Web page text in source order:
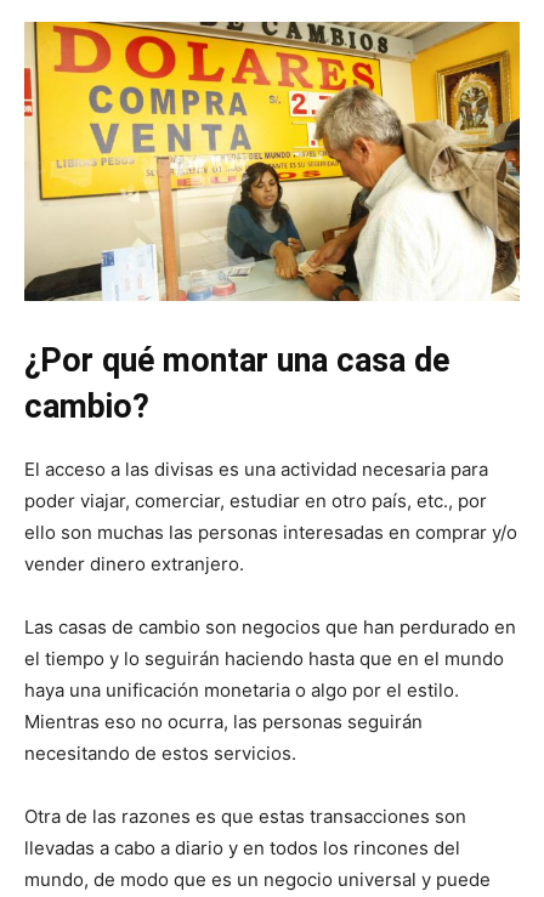
¿Por qué montar una casa de
cambio?
El acceso a las divisas es una actividad necesaria para
poder viajar, comerciar, estudiar en otro país, etc., por
ello son muchas las personas interesadas en comprar y/o
vender dinero extranjero.
Las casas de cambio son negocios que han perdurado en
el tiempo y lo seguirán haciendo hasta que en el mundo
haya una unificación monetaria o algo por el estilo.
Mientras eso no ocurra, las personas seguirán
necesitando de estos servicios.
Otra de las razones es que estas transacciones son
llevadas a cabo a diario y en todos los rincones del
mundo, de modo que es un negocio universal y puede